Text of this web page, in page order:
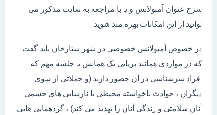
سرچ عنوان آمبولانس و یا با مراجعه به سایت مذکور می
توانید از این امکانات بهره مند شوید.
در خصوص آمبولانس خصوصی در شهر ستارخان باید گفت
که در مواردی همانند برپایی یک همایش یا جلسه مهم که
افراد سرشناسی در آن حضور دارند (و حملاتی از سوی
دیگران ، حوادث ناخواسته محیطی یا نارسایی های جسمی
آنان سلامتی و زندگی آنان را تهدید می کند) ، گردهمایی هایی